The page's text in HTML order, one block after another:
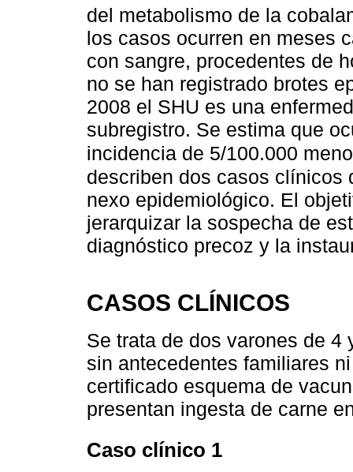
del metabolismo de la
los casos ocurren en meses
con sangre, procedentes de
no se han registrado brotes
2008 el SHU es una
subregistro. Se estima que
incidencia de 5/100.000
describen dos casos clínicos
nexo epidemiológico. El
jerarquizar la sospecha de
diagnóstico precoz y la
CASOS CLÍNICOS
Se trata de dos varones de 4
sin antecedentes familiares
certificado esquema de
presentan ingesta de carne
Caso clínico 1